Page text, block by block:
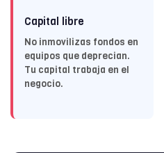
Capital libre
No inmovilizas fondos en
equipos que deprecian.
Tu capital trabaja en el
negocio.